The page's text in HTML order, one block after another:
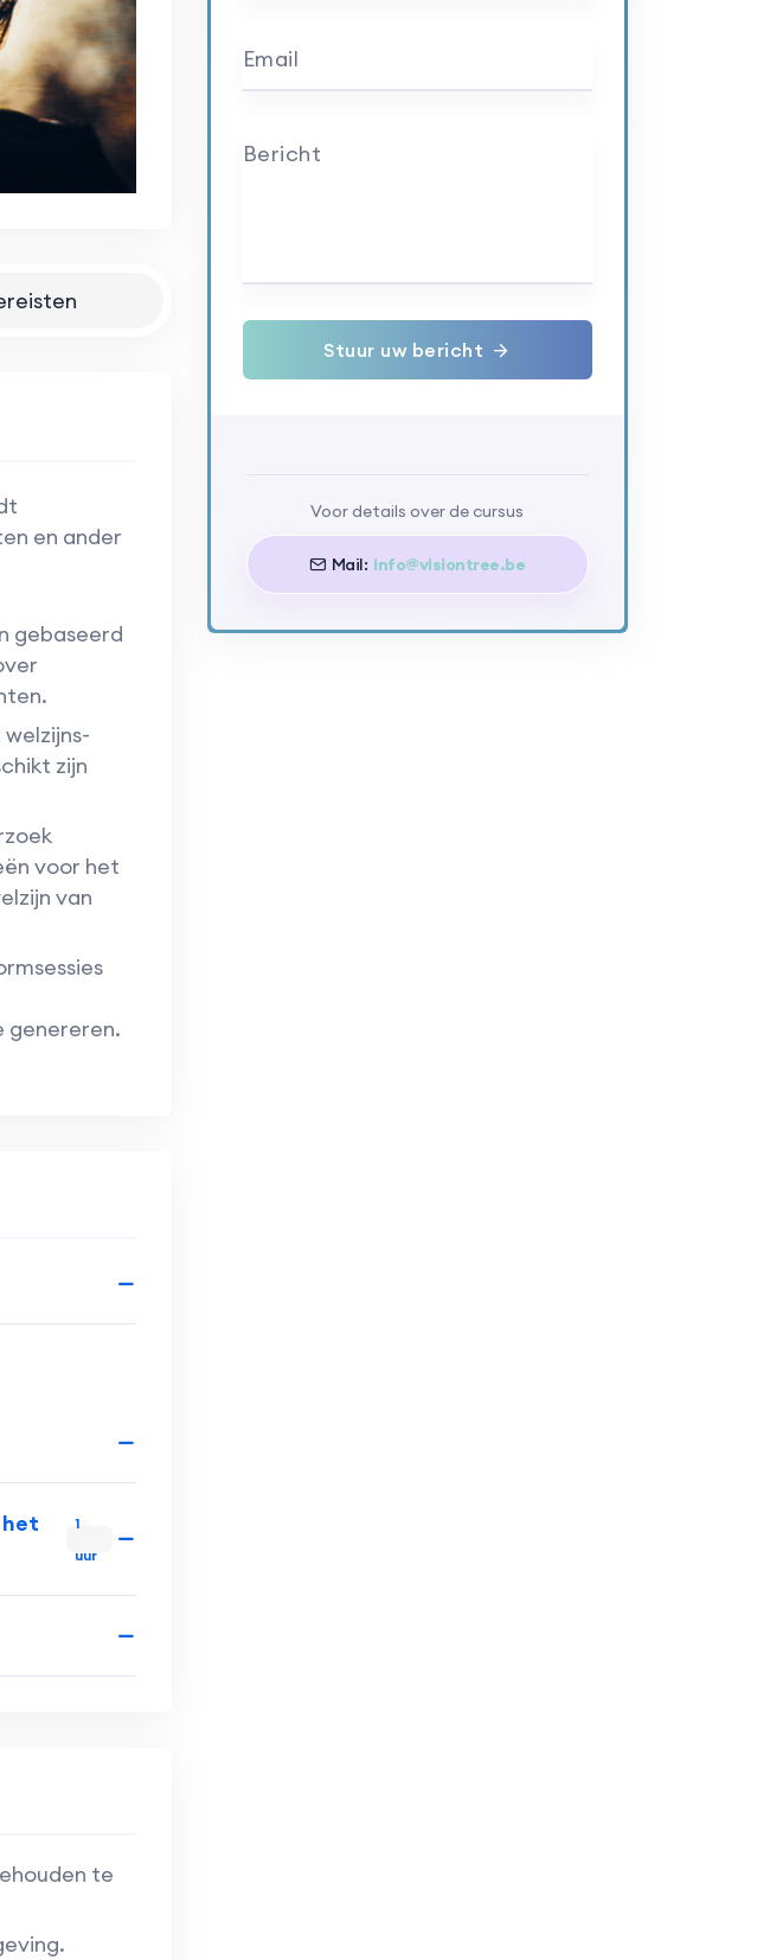
en ander
gebaseerd
zijn
voor het
van
genereren.
1
uur
te
Email
Bericht
Stuur uw bericht
Voor details over de cursus
Mail: info@visiontree.be